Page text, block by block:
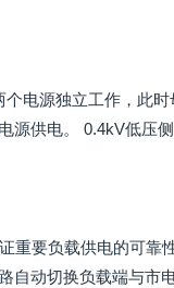
电源独立工作，此
源供电。 0.4kV低压
重要负载供电的可
自动切换负载端与